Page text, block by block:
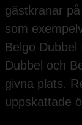
gästkranar
som
Belgo
Dubbel och
givna plats.
uppskattade